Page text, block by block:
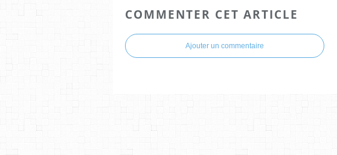
COMMENTER CET ARTICLE
Ajouter un commentaire